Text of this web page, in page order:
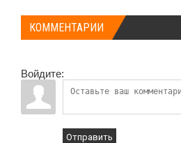
КОММЕНТАРИИ
Войдите:
Отправить